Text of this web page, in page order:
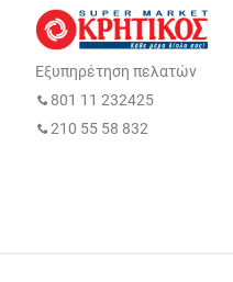
Εξυπηρέτηση πελατών
801 11 232425
210 55 58 832